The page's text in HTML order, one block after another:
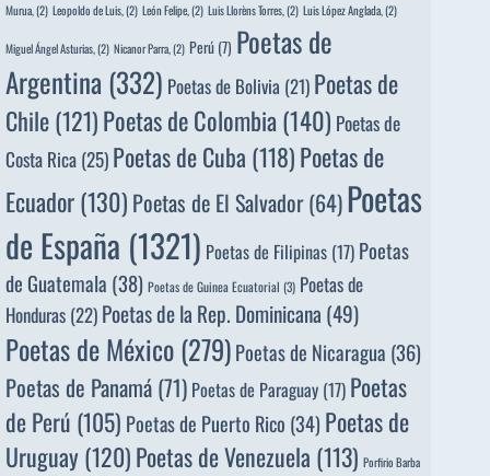
Murua,(2) Leopoldo de Luis,(2) León Felipe,(2) Luis Llorèns Torres,(2) Luis López Anglada,(2)
Miguel Ángel Asturias,(2) Nicanor Parra,(2) Perú (7) Poetas de
Argentina (332) Poetas de Bolivia (21) Poetas de
Chile(121)Poetas de Colombia(140) Poetas de
Costa Rica(25)Poetas de Cuba (118)Poetas de
Ecuador(130) Poetas de El Salvador(64)Poetas
de España (1321) Poetas de Filipinas (17) Poetas
de Guatemala (38) Poetas de Guinea Ecuatorial (3) Poetas de
Honduras (22) Poetas de la Rep. Dominicana (49)
Poetas de México(279)Poetas de Nicaragua (36)
Poetas de Panamá (71) Poetas de Paraguay (17) Poetas
de Perú (105) Poetas de Puerto Rico (34) Poetas de
Uruguay(120)Poetas de Venezuela (113) Porfirio Barba